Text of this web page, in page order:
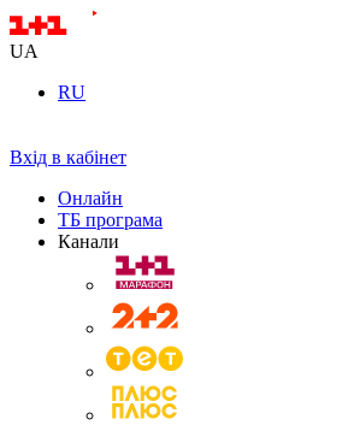
UA
RU
Вхід в кабінет
Онлайн
ТБ програма
Канали